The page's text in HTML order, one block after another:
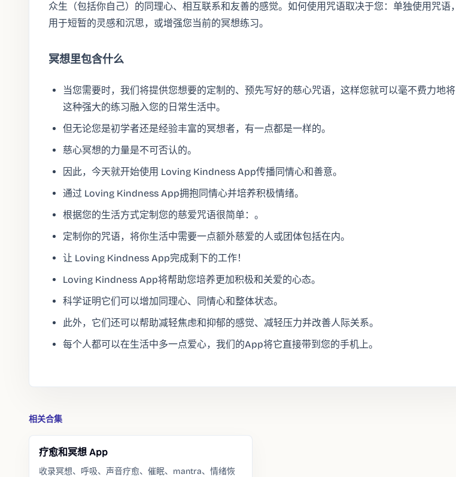
众生（包括你自己）的同理心、相互联系和友善的感觉。如何使用咒语取决于您：单独使用咒语，
用于短暂的灵感和沉思，或增强您当前的冥想练习。
冥想里包含什么
当您需要时，我们将提供您想要的定制的、预先写好的慈心咒语，这样您就可以毫不费力地将
这种强大的练习融入您的日常生活中。
但无论您是初学者还是经验丰富的冥想者，有一点都是一样的。
慈心冥想的力量是不可否认的。
因此，今天就开始使用 Loving Kindness App传播同情心和善意。
通过 Loving Kindness App拥抱同情心并培养积极情绪。
根据您的生活方式定制您的慈爱咒语很简单：。
定制你的咒语，将你生活中需要一点额外慈爱的人或团体包括在内。
让 Loving Kindness App完成剩下的工作！
Loving Kindness App将帮助您培养更加积极和关爱的心态。
科学证明它们可以增加同理心、同情心和整体状态。
此外，它们还可以帮助减轻焦虑和抑郁的感觉、减轻压力并改善人际关系。
每个人都可以在生活中多一点爱心，我们的App将它直接带到您的手机上。
相关合集
疗愈和冥想 App
收录冥想、呼吸、声音疗愈、催眠、mantra、情绪恢